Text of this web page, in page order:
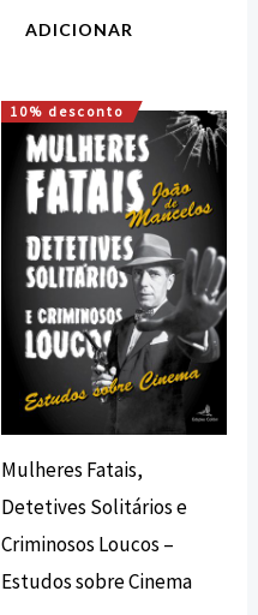
ADICIONAR
10% desconto
Mulheres Fatais,
Detetives Solitários e
Criminosos Loucos –
Estudos sobre Cinema
O
preço
original
era:
10,00 €.
O
preço
atual
é:
9,00 €.